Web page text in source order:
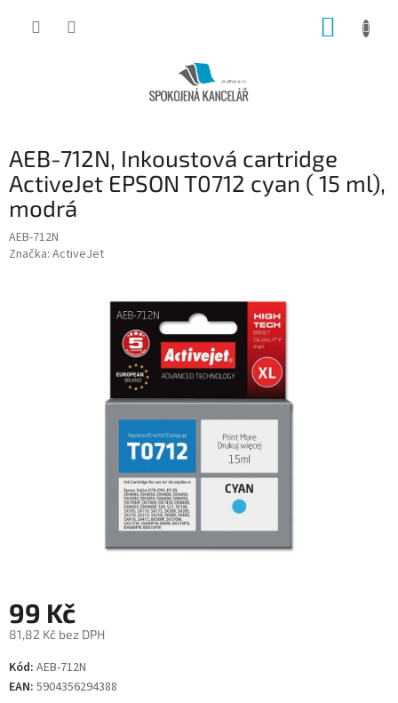
AEB-712N, Inkoustová cartridge
ActiveJet EPSON T0712 cyan ( 15 ml),
modrá
AEB-712N
Značka: ActiveJet
99 Kč
81,82 Kč bez DPH
Měrná
cena:
Kód: AEB-712N
EAN: 5904356294388